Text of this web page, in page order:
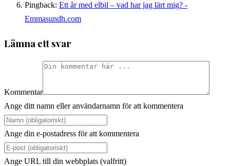
Pingback: Ett år med elbil – vad har jag lärt mig? -
Emmasundh.com
Lämna ett svar
Kommentar
Ange ditt namn eller användarnamn för att kommentera
Ange din e-postadress för att kommentera
Ange URL till din webbplats (valfritt)